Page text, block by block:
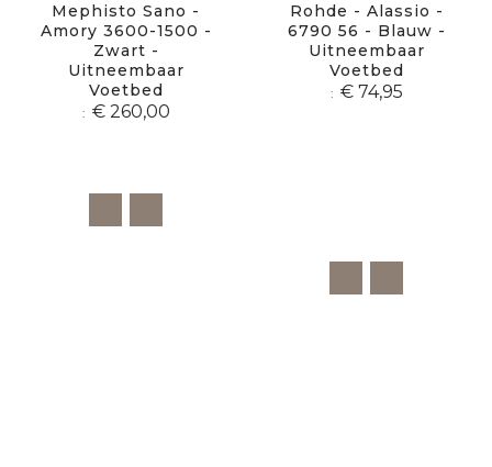
Mephisto Sano -
Amory 3600-1500 -
Zwart -
Uitneembaar
Voetbed
€ 260,00
Rohde - Alassio -
6790 56 - Blauw -
Uitneembaar
Voetbed
€ 74,95